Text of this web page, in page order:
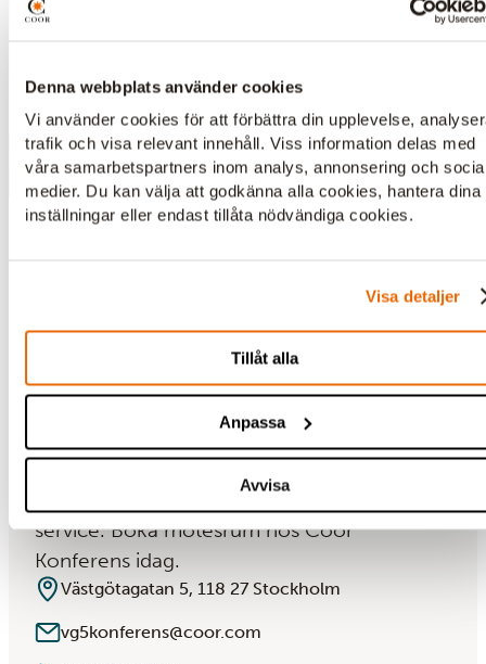
Denna webbplats använder cookies
Vi använder cookies för att förbättra din upplevelse,
trafik och visa relevant innehåll. Viss information delas med
våra samarbetspartners inom analys, annonsering och
medier. Du kan välja att godkänna alla cookies, hantera dina
inställningar eller endast tillåta nödvändiga cookies.
Visa detaljer
Tillåt alla
Anpassa
Avvisa
Mitt på söder, men mötet blir ingen surdeg.
Det är något visst med Södermalm och dess
tempo. Konferenrummen på Västgötagatan
du möts alltid av personlig och vänlig
service. Boka mötesrum hos Coor
Konferens idag.
Västgötagatan 5, 118 27 Stockholm
vg5konferens@coor.com